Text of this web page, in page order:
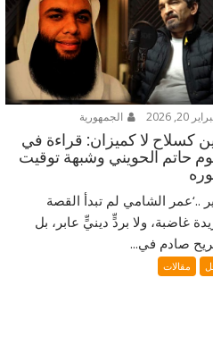
20, 2026 الجمهورية
كسلاح لا كميزان: قراءة في
حاتم الحويني وشبهة توقيت
..‘عمر الشامي لم تبدأ القصة
غاضبة، ولا بردٍّ دينيٍّ عابر، بل
صادم في...
مقالات